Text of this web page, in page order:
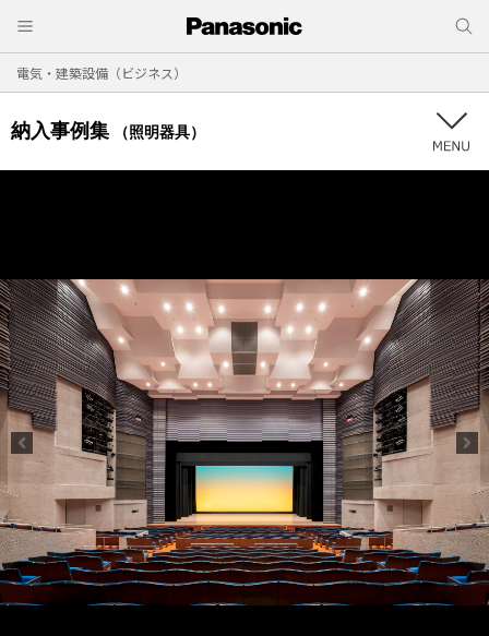
電気・建築設備（ビジネス）
納入事例集 （照明器具）